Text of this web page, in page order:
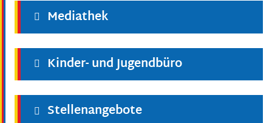
Mediathek
Kinder- und Jugendbüro
Stellenangebote